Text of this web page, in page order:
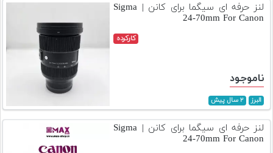
مکث
پلاس
دست
دوم
لیست
قیمت
دوربین
لنز حرفه ای سیگما برای کانن | Sigma
24-70mm For Canon
کارکرده
ناموجود
البرز ۲ سال پیش
لنز حرفه ای سیگما برای کانن | Sigma
24-70mm For Canon